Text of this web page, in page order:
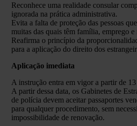
Reconhece uma realidade consular
ignorada na prática administrativa.
Evita a falta de proteção das pessoas
muitas das quais têm família, emprego e
Reafirma o princípio da
para a aplicação do direito dos
Aplicação imediata
A instrução entra em vigor a partir de
A partir dessa data, os Gabinetes de
de polícia devem aceitar passaportes
para qualquer procedimento, sem
impossibilidade de renovação.